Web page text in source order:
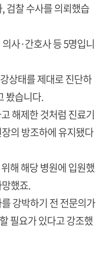
검찰 수사를 의뢰했습
사·간호사 등 5명입니
상태를 제대로 진단하
봤습니다.
해제한 것처럼 진료기
의 방조하에 유지됐다
해 해당 병원에 입원했
했죠.
강박하기 전 전문의가
필요가 있다고 강조했